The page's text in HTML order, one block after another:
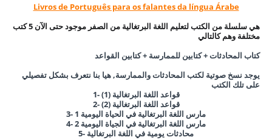
Livros de Português para os falantes da língua Árabe
هي سلسلة من الكتب لتعليم اللغة البرتغالية من الصفر موجود حتى الآن 5 كتب
مختلفة وهم كالتالي
كتاب المحادثات + كتابين للممارسة + كتابين القواعد
يوجد نسخ صوتية لكتب المحادثات والممارسة, هيا بنا نتعرف بشكل تفصيلي
على تلك الكتب
1- قواعد اللغة البرتغالية (1)
2-(2) قواعد اللغة البرتغالية
3- مارس اللغة البرتغالية في الحياة اليومية 1
4- مارس اللغة البرتغالية في الجياة اليومية 2
5- محادثات يومية في اللغة البرتغالية